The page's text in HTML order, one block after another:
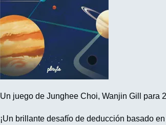
Un juego de Junghee Choi, Wanjin Gill para
¡Un brillante desafío de deducción basado